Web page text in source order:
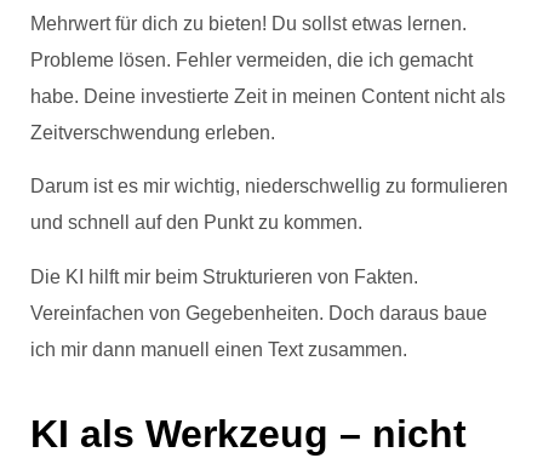
Mehrwert für dich zu bieten! Du sollst etwas lernen.
Probleme lösen. Fehler vermeiden, die ich gemacht
habe. Deine investierte Zeit in meinen Content nicht als
Zeitverschwendung erleben.
Darum ist es mir wichtig, niederschwellig zu formulieren
und schnell auf den Punkt zu kommen.
Die KI hilft mir beim Strukturieren von Fakten.
Vereinfachen von Gegebenheiten. Doch daraus baue
ich mir dann manuell einen Text zusammen.
KI als Werkzeug – nicht